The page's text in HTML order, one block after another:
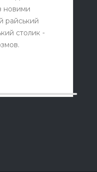
новими
райський
столик -